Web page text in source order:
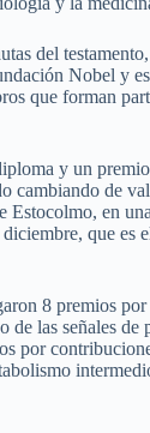
del
Nobel y
que forman
y un
cambiando de
Estocolmo, en
que es
8 premios
de las señales
por